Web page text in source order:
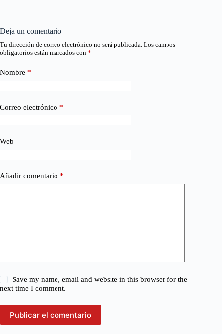
Deja un comentario
Tu dirección de correo electrónico no será publicada. Los campos
obligatorios están marcados con *
Nombre *
Correo electrónico *
Web
Añadir comentario *
Save my name, email and website in this browser for the
next time I comment.
Publicar el comentario